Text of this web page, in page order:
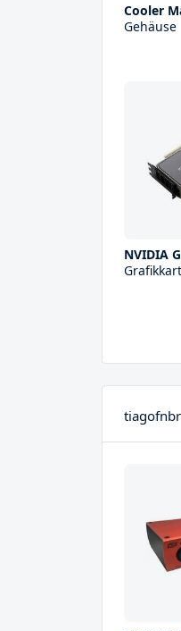
Cooler
Gehäuse
NVIDIA